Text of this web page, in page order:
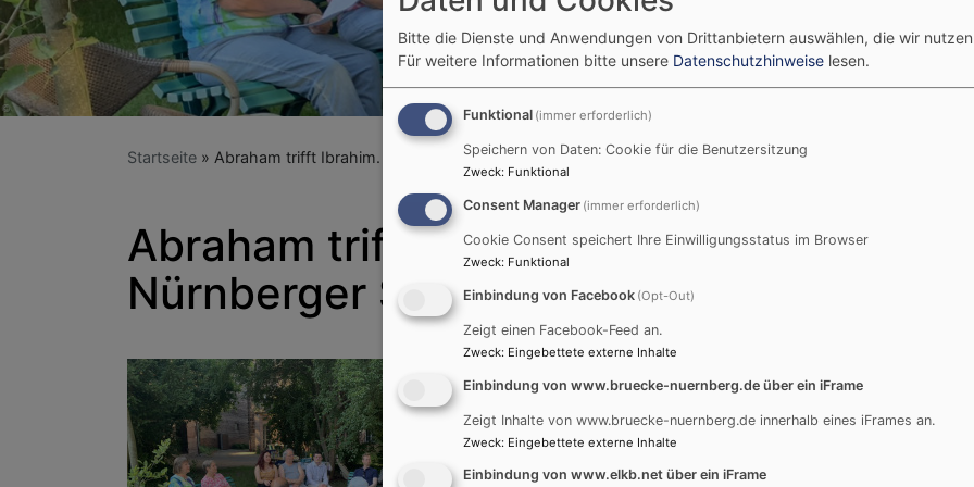
Startseite Abraham trifft Ibrahim. "Graswurzel-Dialog" in der Nürnberger Südstadt
Abraham trifft Ibrahim. "Graswurzel-
Nürnberger Südstadt
Eine Woche nach dem islamischen Opferfest sitzen
lockeren Dialogrunde im Pfarrgarten von St.Peter
im Lesen des biblischen Textes aus Gen.22 und im
fragend auf die Suche: Wer ist dieser Abraham, auf den
Namen nach Bezug nehmen. Was heißt es angesichts
Bitte die Dienste und Anwendungen von Drittanbietern auswählen, die wir
Für weitere Informationen bitte unsere Datenschutzhinweise lesen.
Funktional (immer erforderlich)
Speichern von Daten: Cookie für die Benutzersitzung
Zweck: Funktional
Consent Manager (immer erforderlich)
Cookie Consent speichert Ihre Einwilligungsstatus im Browser
Zweck: Funktional
Einbindung von Facebook (Opt-Out)
Zeigt einen Facebook-Feed an.
Zweck: Eingebettete externe Inhalte
Einbindung von www.bruecke-nuernberg.de über ein iFrame
Zeigt Inhalte von www.bruecke-nuernberg.de innerhalb eines iFrames an.
Zweck: Eingebettete externe Inhalte
Einbindung von www.elkb.net über ein iFrame